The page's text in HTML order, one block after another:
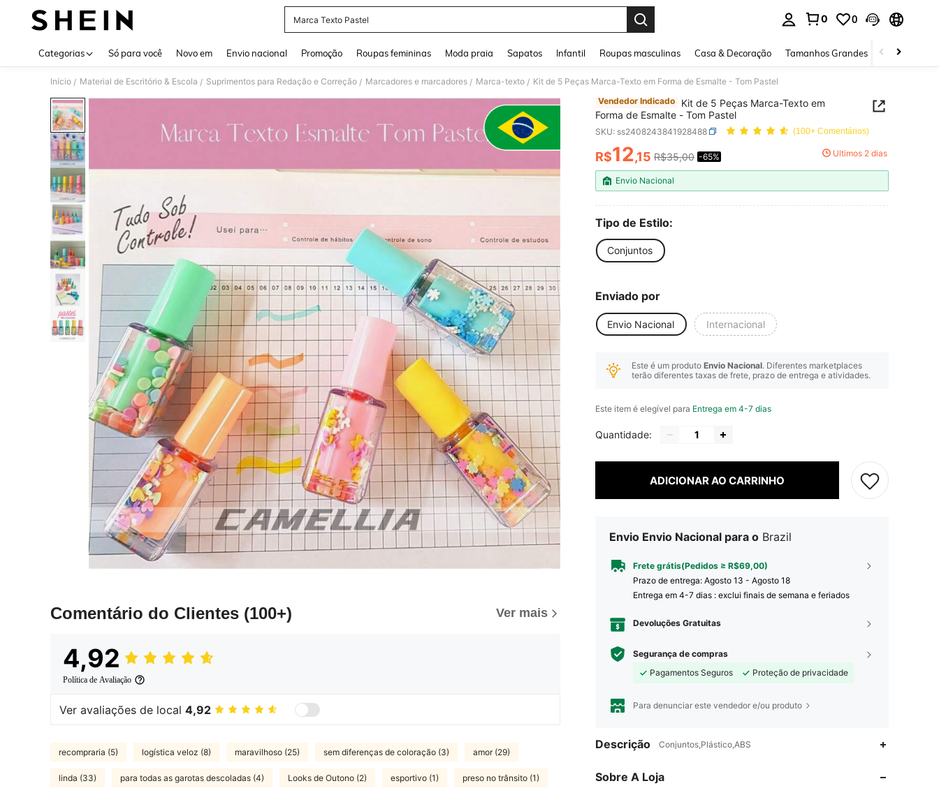
Marca Texto Pastel
0 0
Categorias Só para você Novo em Envio nacional Promoção Roupas femininas Moda praia Sapatos Infantil Roupas masculinas Casa & Decoração Tamanhos Grandes Joias e
Início / Material de Escritório & Escola / Suprimentos para Redação e Correção / Marcadores e marcadores / Marca-texto / Kit de 5 Peças Marca-Texto em Forma de Esmalte - Tom Pastel
Comentário do Clientes (100+) Ver mais
4,92
Política de Avaliação
Ver avaliações de local 4,92
recompraria (5) logística veloz (8) maravilhoso (25) sem diferenças de coloração (3) amor (29)
linda (33) para todas as garotas descoladas (4) Looks de Outono (2) esportivo (1) preso no trânsito (1)
Vendedor Indicado
Kit de 5 Peças Marca-Texto em
Forma de Esmalte - Tom Pastel
SKU: ss2408243841928488 (100+ Comentários)
PRICE AND AVAILABILITY
R$12,15 R$35,00 -65% Últimos 2 dias
Envio Nacional
Tipo de Estilo:
Conjuntos
Enviado por
Envio Nacional Internacional
Este é um produto Envio Nacional. Diferentes marketplaces
terão diferentes taxas de frete, prazo de entrega e atividades.
Este item é elegível para Entrega em 4-7 dias
Quantidade:
ADICIONAR AO CARRINHO
Envio Envio Nacional para o Brazil
Frete grátis(Pedidos ≥ R$69,00)
Prazo de entrega: Agosto 13 - Agosto 18
Entrega em 4-7 dias : exclui finais de semana e feriados
Devoluções Gratuitas
Segurança de compras
Pagamentos Seguros
Proteção de privacidade
Para denunciar este vendedor e/ou produto
Descrição Conjuntos,Plástico,ABS
Sobre A Loja